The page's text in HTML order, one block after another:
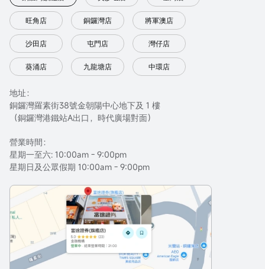
旺角店 銅鑼灣店 將軍澳店
沙田店 屯門店 灣仔店
葵涌店 九龍塘店 中環店
地址：
銅鑼灣羅素街38號金朝陽中心地下及 1 樓
（銅鑼灣港鐵站A出口，時代廣場對面）
營業時間：
星期一至六: 10:00am - 9:00pm
星期日及公眾假期 10:00am - 9:00pm